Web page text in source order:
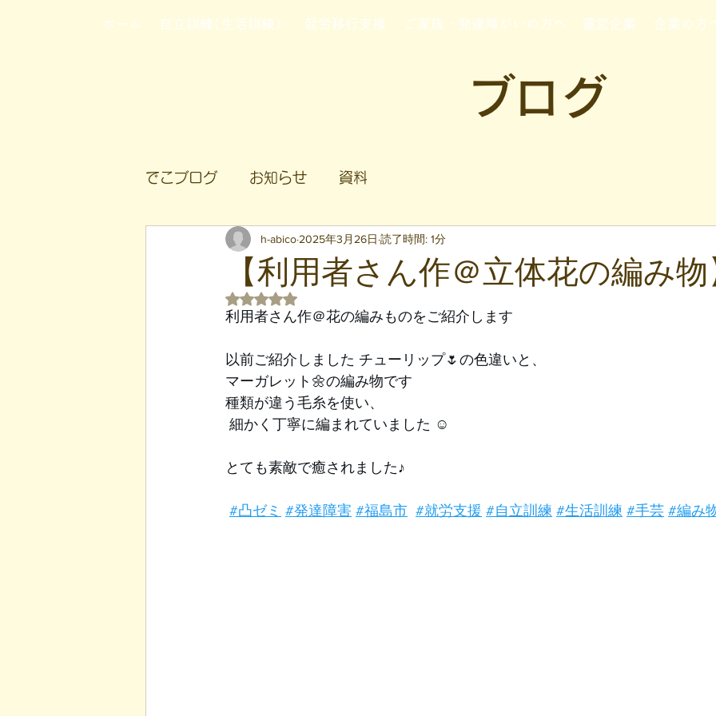
ホーム 自立訓練(生活訓練) 就労移行支援 ご家族・発達障がいの方へ 運営企業 企業の方
ブログ
でこブログ お知らせ 資料
【利用者さん作＠立体花の編み物
h-abico 2025年3月26日 読了時間: 1分
5つ星のうちNaNと評価されています。
利用者さん作＠花の編みものをご紹介します
以前ご紹介しました チューリップ🌷の色違いと、
マーガレット🌼の編み物です
種類が違う毛糸を使い、
細かく丁寧に編まれていました ☺
とても素敵で癒されました♪
#凸ゼミ #発達障害 #福島市 #就労支援 #自立訓練 #生活訓練 #手芸 #編み